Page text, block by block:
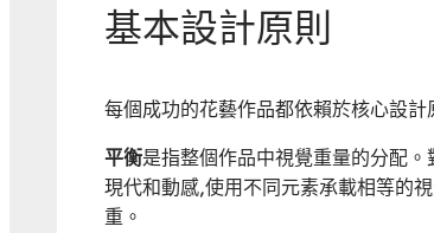
基本設計原則
每個成功的花藝作品都依賴於核心設計
平衡是指整個作品中視覺重量的分配
現代和動感,使用不同元素承載相等的
重。